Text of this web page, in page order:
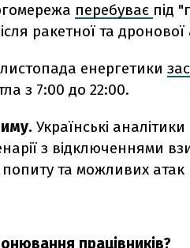
перебуває під
ракетної та дронової
енергетики
з 7:00 до 22:00.
Українські
з відключеннями
та можливих атак
працівників?